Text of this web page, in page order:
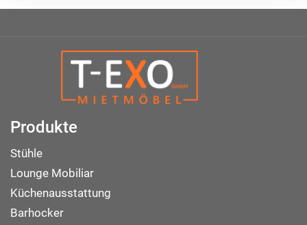
Produkte
Stühle
Lounge Mobiliar
Küchenausstattung
Barhocker